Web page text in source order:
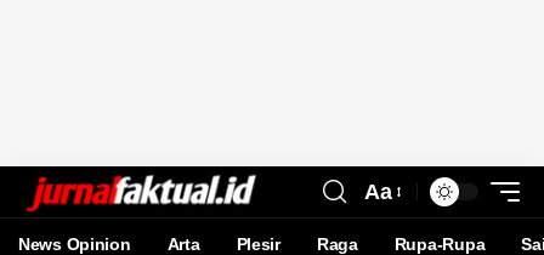
Aa
News Opinion Arta Plesir Raga Rupa-Rupa